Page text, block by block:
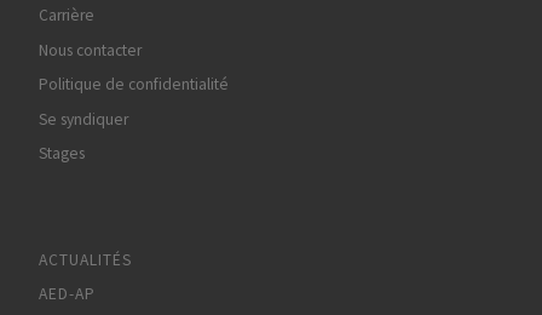
Carrière
Nous contacter
Politique de confidentialité
Se syndiquer
Stages
ACTUALITÉS
AED-AP